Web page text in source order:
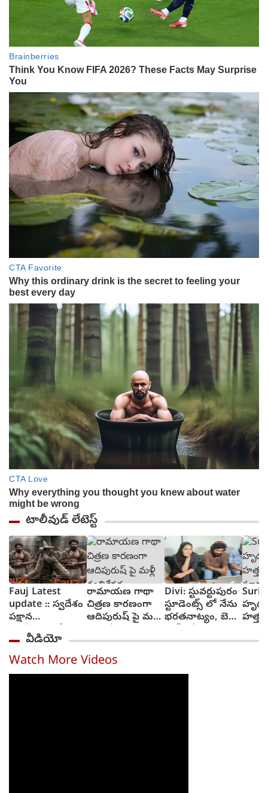
టాలీవుడ్ లేటెస్ట్
Fauj Latest
update :: స్వదేశం
పక్షాన
ఆంగ్లేయులతో
పోరాటానికి దిగిన
ఫౌజీ గా ప్రభాస్
రామాయణ గాథా
చిత్రణ కారణంగా
ఆదిపురుష్ పై మళ్లీ
Divi: స్టువర్టుపురం
స్టూడెంట్స్ లో నేను
భరతనాట్యం, బెల్లి
వీడియో
Watch More Videos